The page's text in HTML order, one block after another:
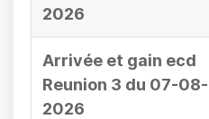
2026
Arrivée et gain ecd
Reunion 3 du 07-08-
2026